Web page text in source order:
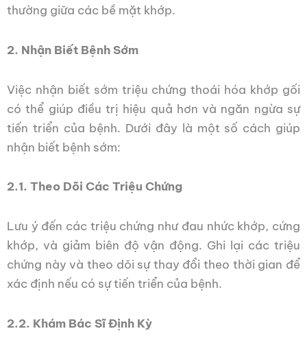
thường giữa các bề mặt khớp.
2. Nhận Biết Bệnh Sớm
Việc nhận biết sớm triệu chứng thoái hóa khớp gối
có thể giúp điều trị hiệu quả hơn và ngăn ngừa sự
tiến triển của bệnh. Dưới đây là một số cách giúp
nhận biết bệnh sớm:
2.1. Theo Dõi Các Triệu Chứng
Lưu ý đến các triệu chứng như đau nhức khớp, cứng
khớp, và giảm biên độ vận động. Ghi lại các triệu
chứng này và theo dõi sự thay đổi theo thời gian để
xác định nếu có sự tiến triển của bệnh.
2.2. Khám Bác Sĩ Định Kỳ